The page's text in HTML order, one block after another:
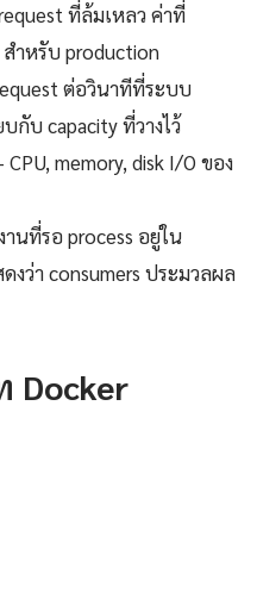
ที่ล้มเหลว ค่าที่
สำหรับ production
ต่อวินาทีที่ระบบ
กับ capacity ที่วางไว้
memory, disk I/O ของ
นที่รอ process อยู่ใน
งว่า consumers ประมวลผล
Docker